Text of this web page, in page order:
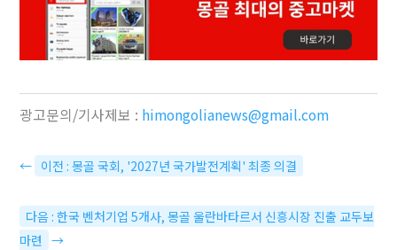
광고문의/기사제보 : himongolianews@gmail.com
← 이전 : 몽골 국회, '2027년 국가발전계획' 최종 의결
다음 : 한국 벤처기업 5개사, 몽골 울란바타르서 신흥시장 진출 교두보
마련 →